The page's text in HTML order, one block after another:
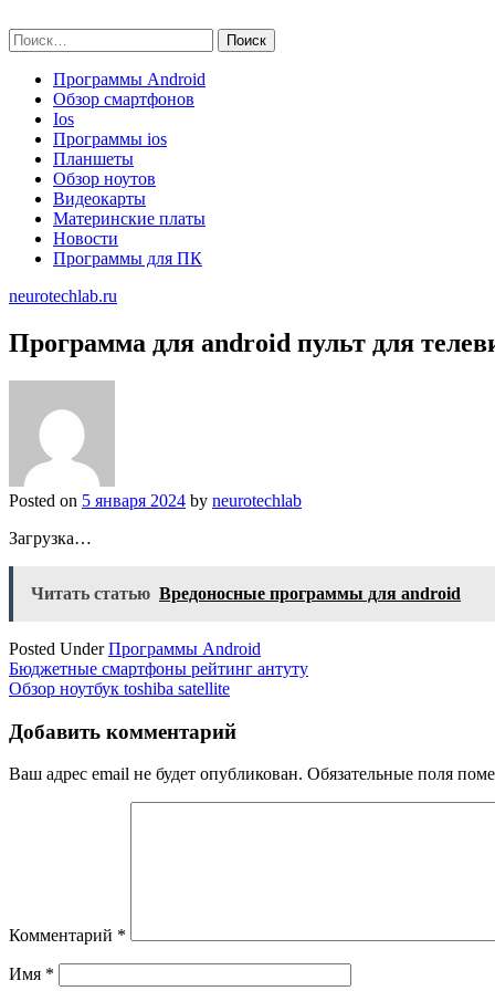
to
content
Найти:
Программы Android
Обзор смартфонов
Ios
Программы ios
Планшеты
Обзор ноутов
Видеокарты
Материнские платы
Новости
Программы для ПК
neurotechlab.ru
Программа для android пульт для
Posted on 5 января 2024 by neurotechlab
Загрузка…
Читать статью Вредоносные программы для android
Posted UnderПрограммы Android
Навигация
по
записям
Бюджетные смартфоны рейтинг антуту
Обзор ноутбук toshiba satellite
Добавить комментарий
Ваш адрес email не будет опубликован. Обязательные поля
Комментарий *
Имя *